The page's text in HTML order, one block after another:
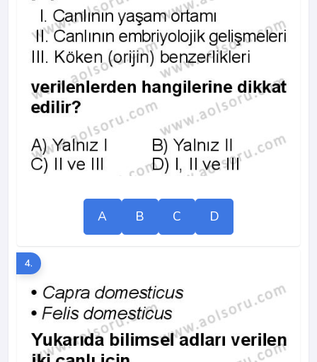
A B C D
4.